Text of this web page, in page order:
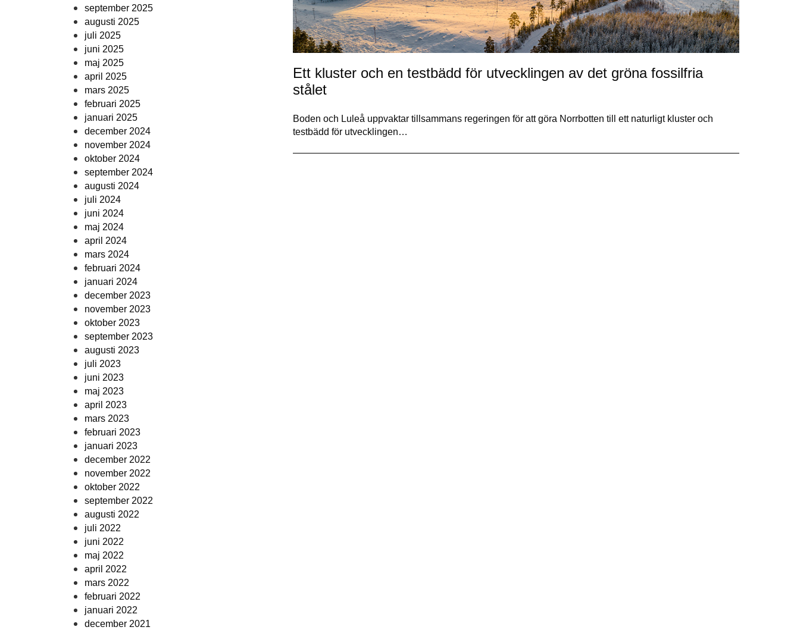
september 2025
augusti 2025
juli 2025
juni 2025
maj 2025
april 2025
mars 2025
februari 2025
januari 2025
december 2024
november 2024
oktober 2024
september 2024
augusti 2024
juli 2024
juni 2024
maj 2024
april 2024
mars 2024
februari 2024
januari 2024
december 2023
november 2023
oktober 2023
september 2023
augusti 2023
juli 2023
juni 2023
maj 2023
april 2023
mars 2023
februari 2023
januari 2023
december 2022
november 2022
oktober 2022
september 2022
augusti 2022
juli 2022
juni 2022
maj 2022
april 2022
mars 2022
februari 2022
januari 2022
december 2021
Ett kluster och en testbädd för utvecklingen av det gröna fossilfria
stålet
Boden och Luleå uppvaktar tillsammans regeringen för att göra Norrbotten till ett naturligt kluster och
testbädd för utvecklingen…